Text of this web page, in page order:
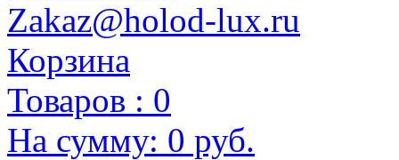
Zakaz@holod-lux.ru
Корзина
Товаров : 0
На сумму: 0 руб.